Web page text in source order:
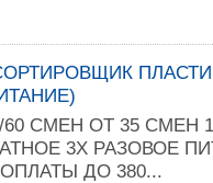
60 СМЕН ОТ 35 СМЕН
3Х РАЗОВОЕ
ДО 380...